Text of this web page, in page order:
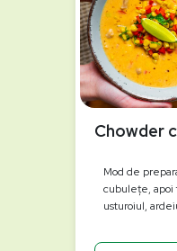
Mod de
cubulețe, apoi
usturoiul,